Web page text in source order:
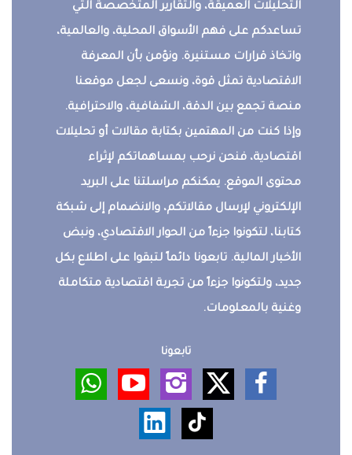
التحليلات العميقة، والتقارير المتخصصة التي
تساعدكم على فهم الأسواق المحلية، والعالمية،
واتخاذ قرارات مستنيرة. ونؤمن بأن المعرفة
الاقتصادية تمثل قوة، ونسعى لجعل موقعنا
منصة تجمع بين الدقة، الشفافية، والاحترافية.
وإذا كنت من المهتمين بكتابة مقالات أو تحليلات
اقتصادية، فنحن نرحب بمساهماتكم لإثراء
محتوى الموقع. يمكنكم مراسلتنا على البريد
الإلكتروني لإرسال مقالاتكم، والانضمام إلى شبكة
كتابنا، لتكونوا جزءاً من الحوار الاقتصادي، ونبض
الأخبار المالية. تابعونا دائماً لتبقوا على اطلاع بكل
جديد، ولتكونوا جزءاً من تجربة اقتصادية متكاملة
وغنية بالمعلومات.
تابعونا